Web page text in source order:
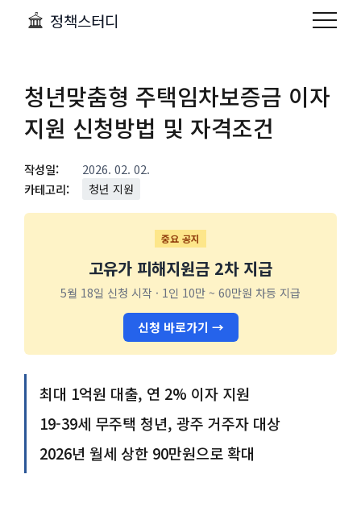
정책스터디
청년맞춤형 주택임차보증금 이자
지원 신청방법 및 자격조건
작성일:
2026. 02. 02.
카테고리:
청년 지원
중요 공지
고유가 피해지원금 2차 지급
5월 18일 신청 시작 · 1인 10만 ~ 60만원 차등 지급
신청 바로가기 →
최대 1억원 대출, 연 2% 이자 지원
19-39세 무주택 청년, 광주 거주자 대상
2026년 월세 상한 90만원으로 확대